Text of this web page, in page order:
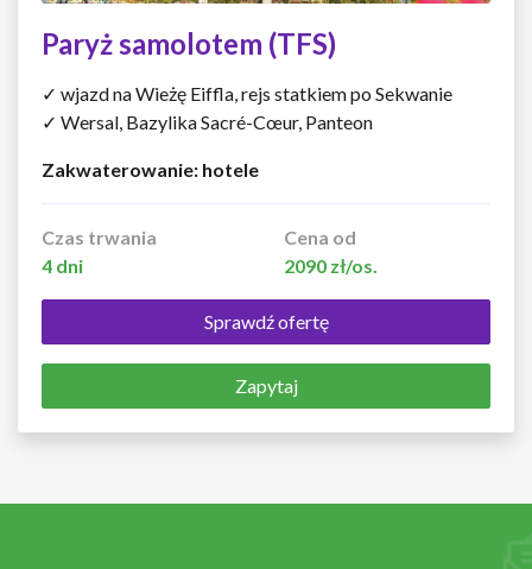
Paryż samolotem (TFS)
✓ wjazd na Wieżę Eiffla, rejs statkiem po Sekwanie
✓ Wersal, Bazylika Sacré-Cœur, Panteon
Zakwaterowanie: hotele
Czas trwania
4 dni
Cena od
2090 zł/os.
Sprawdź ofertę
Zapytaj